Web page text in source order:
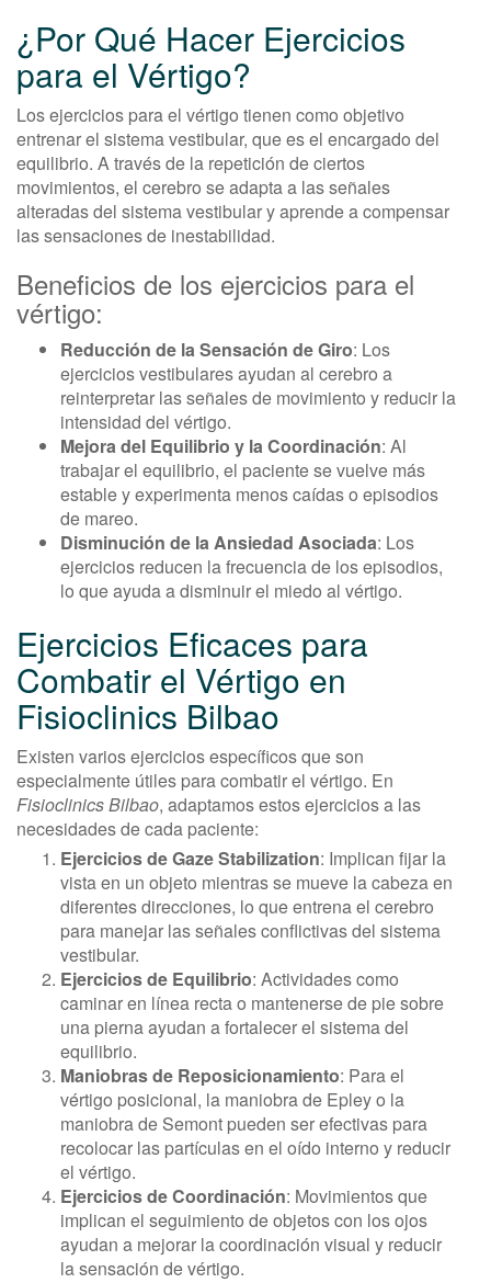
¿Por Qué Hacer Ejercicios
para el Vértigo?
Los ejercicios para el vértigo tienen como objetivo
entrenar el sistema vestibular, que es el encargado del
equilibrio. A través de la repetición de ciertos
movimientos, el cerebro se adapta a las señales
alteradas del sistema vestibular y aprende a compensar
las sensaciones de inestabilidad.
Beneficios de los ejercicios para el
vértigo:
Reducción de la Sensación de Giro: Los
ejercicios vestibulares ayudan al cerebro a
reinterpretar las señales de movimiento y reducir la
intensidad del vértigo.
Mejora del Equilibrio y la Coordinación: Al
trabajar el equilibrio, el paciente se vuelve más
estable y experimenta menos caídas o episodios
de mareo.
Disminución de la Ansiedad Asociada: Los
ejercicios reducen la frecuencia de los episodios,
lo que ayuda a disminuir el miedo al vértigo.
Ejercicios Eficaces para
Combatir el Vértigo en
Fisioclinics Bilbao
Existen varios ejercicios específicos que son
especialmente útiles para combatir el vértigo. En
Fisioclinics Bilbao, adaptamos estos ejercicios a las
necesidades de cada paciente:
Ejercicios de Gaze Stabilization: Implican fijar la
vista en un objeto mientras se mueve la cabeza en
diferentes direcciones, lo que entrena el cerebro
para manejar las señales conflictivas del sistema
vestibular.
Ejercicios de Equilibrio: Actividades como
caminar en línea recta o mantenerse de pie sobre
una pierna ayudan a fortalecer el sistema del
equilibrio.
Maniobras de Reposicionamiento: Para el
vértigo posicional, la maniobra de Epley o la
maniobra de Semont pueden ser efectivas para
recolocar las partículas en el oído interno y reducir
el vértigo.
Ejercicios de Coordinación: Movimientos que
implican el seguimiento de objetos con los ojos
ayudan a mejorar la coordinación visual y reducir
la sensación de vértigo.